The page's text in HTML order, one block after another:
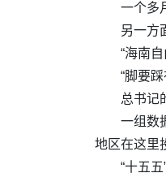
一个多
另一方
“海南
“脚要
总书记
一组数
地区在这里
“十五